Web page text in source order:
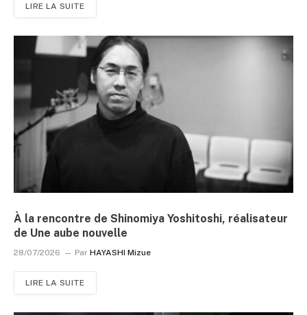
LIRE LA SUITE
À la rencontre de Shinomiya Yoshitoshi, réalisateur
de Une aube nouvelle
28/07/2026 Par HAYASHI Mizue
LIRE LA SUITE